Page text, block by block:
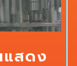
สดง